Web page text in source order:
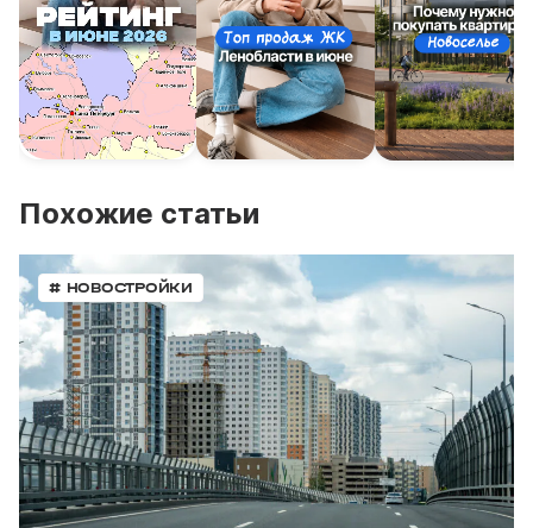
Похожие статьи
# НОВОСТРОЙКИ